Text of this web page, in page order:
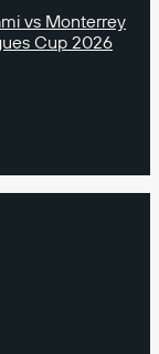
vs Monterrey
Cup 2026